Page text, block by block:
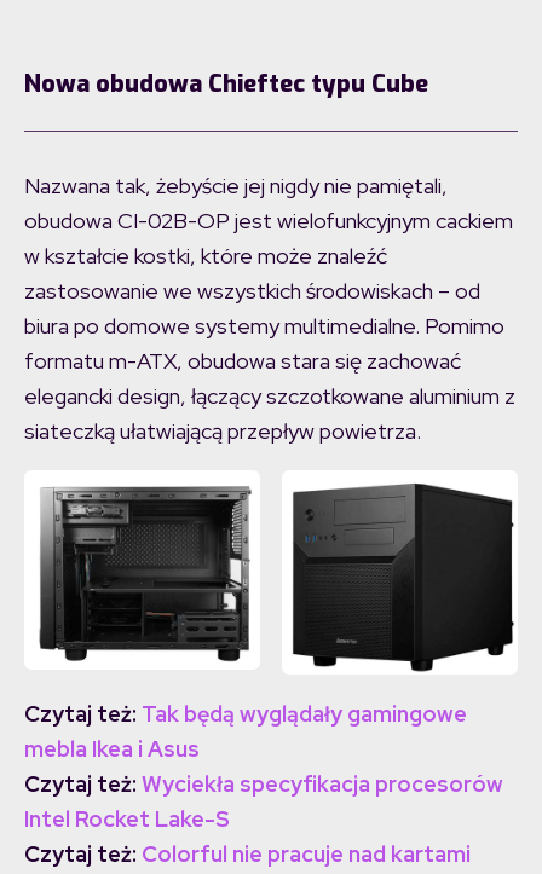
Nowa obudowa Chieftec typu Cube
Nazwana tak, żebyście jej nigdy nie pamiętali,
obudowa CI-02B-OP jest wielofunkcyjnym cackiem
w kształcie kostki, które może znaleźć
zastosowanie we wszystkich środowiskach – od
biura po domowe systemy multimedialne. Pomimo
formatu m-ATX, obudowa stara się zachować
elegancki design, łączący szczotkowane aluminium z
siateczką ułatwiającą przepływ powietrza.
Czytaj też: Tak będą wyglądały gamingowe
mebla Ikea i Asus
Czytaj też: Wyciekła specyfikacja procesorów
Intel Rocket Lake-S
Czytaj też: Colorful nie pracuje nad kartami